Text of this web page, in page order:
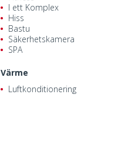
I ett Komplex
Hiss
Bastu
Säkerhetskamera
SPA
Värme
Luftkonditionering